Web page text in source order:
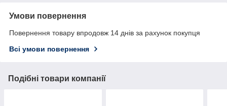
Умови повернення
Повернення товару впродовж 14 днів за рахунок покупця
Всі умови повернення
Подібні товари компанії